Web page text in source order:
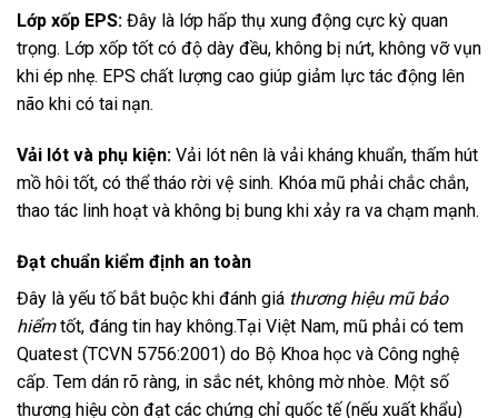
Lớp xốp EPS: Đây là lớp hấp thụ xung động cực kỳ quan
trọng. Lớp xốp tốt có độ dày đều, không bị nứt, không vỡ vụn
khi ép nhẹ. EPS chất lượng cao giúp giảm lực tác động lên
não khi có tai nạn.
Vải lót và phụ kiện: Vải lót nên là vải kháng khuẩn, thấm hút
mồ hôi tốt, có thể tháo rời vệ sinh. Khóa mũ phải chắc chắn,
thao tác linh hoạt và không bị bung khi xảy ra va chạm mạnh.
Đạt chuẩn kiểm định an toàn
Đây là yếu tố bắt buộc khi đánh giá thương hiệu mũ bảo
hiểmtốt, đáng tin hay không.Tại Việt Nam, mũ phải có tem
Quatest (TCVN 5756:2001) do Bộ Khoa học và Công nghệ
cấp. Tem dán rõ ràng, in sắc nét, không mờ nhòe. Một số
thương hiệu còn đạt các chứng chỉ quốc tế (nếu xuất khẩu)